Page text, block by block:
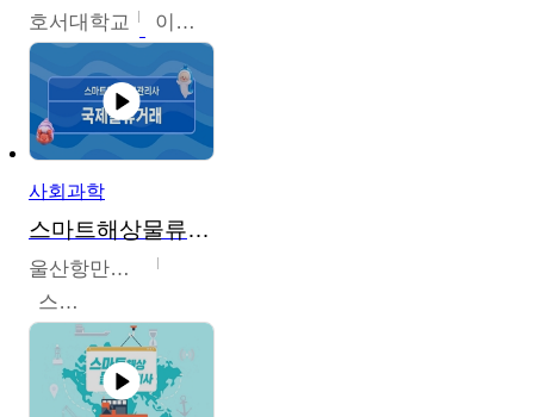
호서대학교 이원희
사회과학
스마트해상물류관리사 교육과정
울산항만공사
스마트해상물류관리사 교육위원회